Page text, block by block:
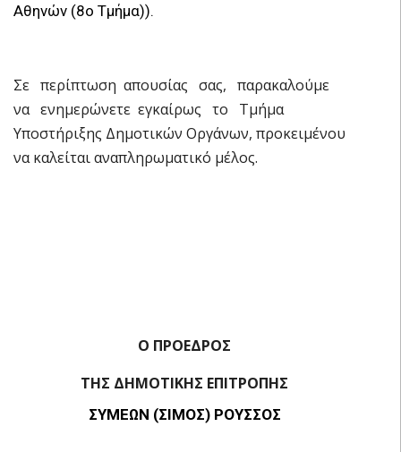
Αθηνών (8ο Τμήμα)).
Σε περίπτωση απουσίας σας, παρακαλούμε
να ενημερώνετε εγκαίρως το Τμήμα
Υποστήριξης Δημοτικών Οργάνων, προκειμένου
να καλείται αναπληρωματικό μέλος.
Ο ΠΡΟΕΔΡΟΣ
ΤΗΣ ΔΗΜΟΤΙΚΗΣ ΕΠΙΤΡΟΠΗΣ
ΣΥΜΕΩΝ (ΣΙΜΟΣ) ΡΟΥΣΣΟΣ